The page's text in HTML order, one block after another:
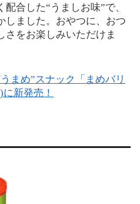
合した“うましお味”で、
しました。おやつに、おつ
さをお楽しみいただけま
まめ”スナック「まめバリ
新発売！